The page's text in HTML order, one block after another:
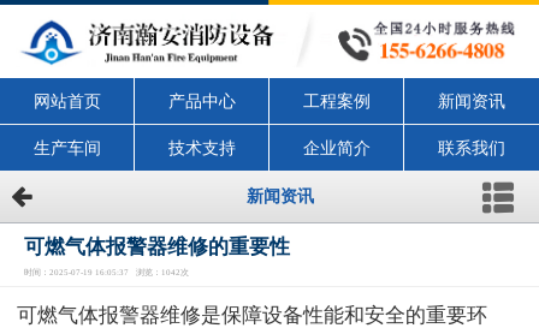
网站首页 产品中心 工程案例 新闻资讯
生产车间 技术支持 企业简介 联系我们
新闻资讯
可燃气体报警器维修的重要性
时间：2025-07-19 16:05:37 浏览：1042次
可燃气体报警器维修是保障设备性能和安全的重要环